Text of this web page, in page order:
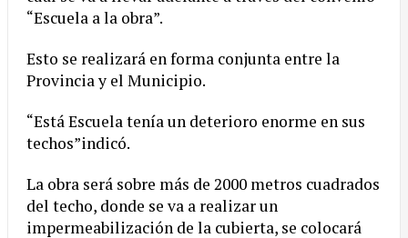
“Escuela a la obra”.
Esto se realizará en forma conjunta entre la
Provincia y el Municipio.
“Está Escuela tenía un deterioro enorme en sus
techos”indicó.
La obra será sobre más de 2000 metros cuadrados
del techo, donde se va a realizar un
impermeabilización de la cubierta, se colocará